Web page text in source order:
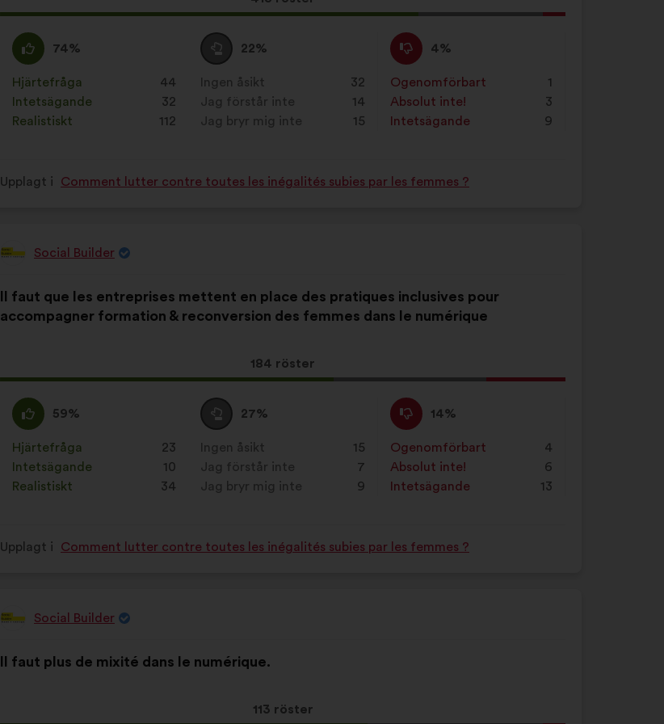
här
har
fått:
Jag
håller
med
:
74%
Det
här
förslaget
har
betecknats
Hjärtefråga
: 44
gånger
Intetsägande
32
gånger
Realistiskt
: 112
gånger
Jag
är
neutral
:
22%
Det
här
förslaget
har
betecknats
Ingen åsikt 32
gånger
Jag förstår inte
: 14
gånger
Jag bryr mig inte
: 15
gånger
Jag
håller
inte
med
:
4%
Det
här
förslaget
har
betecknats
Ogenomförbart
: 1
gånger
Absolut inte!
: 3
gånger
Intetsägande
9
gånger
Upplagt i Comment lutter contre toutes les inégalités subies par les femmes ?
Förslag
Social Builder
i
förslaget:
Il faut que les entreprises mettent en place des pratiques inclusives pour
accompagner formation & reconversion des femmes dans le numérique
Det
här
har
fått:
184 röster
på:
Jag
håller
med
:
59%
Det
här
förslaget
har
betecknats
Hjärtefråga
: 23
gånger
Intetsägande
10
gånger
Realistiskt
: 34
gånger
Jag
är
neutral
:
27%
Det
här
förslaget
har
betecknats
Ingen åsikt 15
gånger
Jag förstår inte
: 7
gånger
Jag bryr mig inte
: 9
gånger
Jag
håller
inte
med
:
14%
Det
här
förslaget
har
betecknats
Ogenomförbart
: 4
gånger
Absolut inte!
: 6
gånger
Intetsägande
13
gånger
Upplagt i Comment lutter contre toutes les inégalités subies par les femmes ?
Förslag
Social Builder
i Il faut plus de mixité dans le numérique.
Det
113 röster
på: